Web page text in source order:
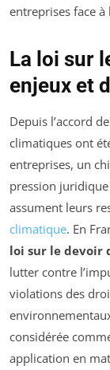
entreprises face à
La loi sur
enjeux et
Depuis l’accord de
climatiques ont
entreprises, un
pression
assument leurs
climatique. En
loi sur le devoir
lutter contre
violations des
considérée
application en